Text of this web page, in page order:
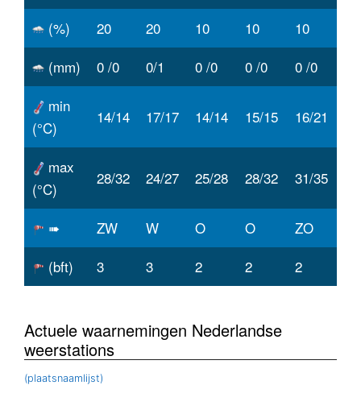
(%)
20 20 10 10
10
(mm)
0 /0 0/1 0 /0 0 /0
0 /0
min
(°C)
14/14 17/17 14/14 15/15 16/21
max
(°C)
28/32 24/27 25/28 28/32 31/35
➠ ZW W O O
ZO
(bft)
3 3 2 2 2
Actuele waarnemingen Nederlandse
weerstations
(plaatsnaamlijst)